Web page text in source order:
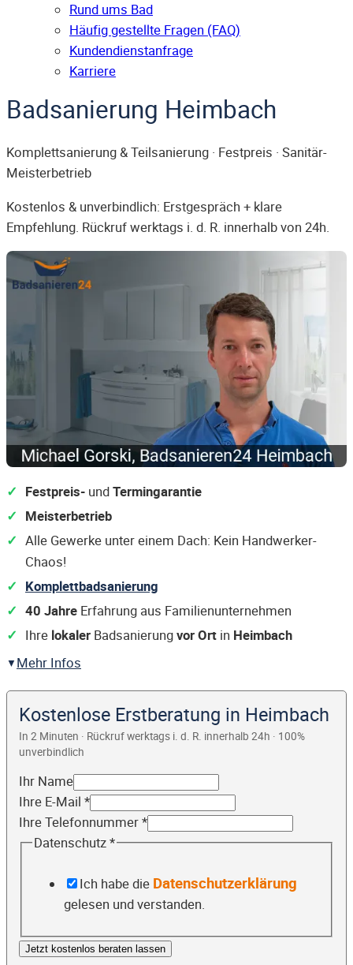
Rund ums Bad
Häufig gestellte Fragen (FAQ)
Kunden­dienst­anfrage
Karriere
Badsanierung Heimbach
Komplettsanierung & Teilsanierung · Festpreis · Sanitär-
Meisterbetrieb
Kostenlos & unverbindlich: Erstgespräch + klare
Empfehlung. Rückruf werktags i. d. R. innerhalb von 24h.
Festpreis- undTermingarantie
Meisterbetrieb
Alle Gewerke unter einem Dach: Kein Handwerker-
Chaos!
Komplettbadsanierung
40 Jahre Erfahrung aus Familienunternehmen
Ihre lokaler Badsanierungvor Ort in Heimbach
Mehr Infos
Kostenlose Erstberatung in Heimbach
In 2 Minuten · Rückruf werktags i. d. R. innerhalb 24h · 100%
unverbindlich
Ihr Name
Ihre E-Mail *
Ihre Telefonnummer*
Datenschutz*
Ich habe die Datenschutzerklärung
gelesen und verstanden.
Jetzt kostenlos beraten lassen